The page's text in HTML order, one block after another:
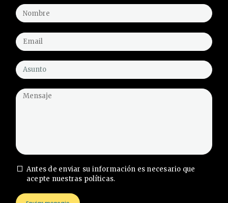
Antes de enviar su información es necesario que
acepte nuestras políticas.